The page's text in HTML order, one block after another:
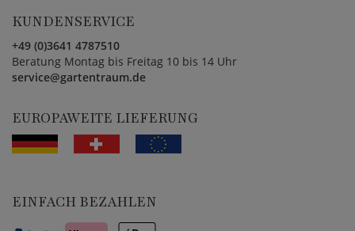
KUNDENSERVICE
+49 (0)3641 4787510
Beratung Montag bis Freitag 10 bis 14 Uhr
service@gartentraum.de
EUROPAWEITE LIEFERUNG
EINFACH BEZAHLEN